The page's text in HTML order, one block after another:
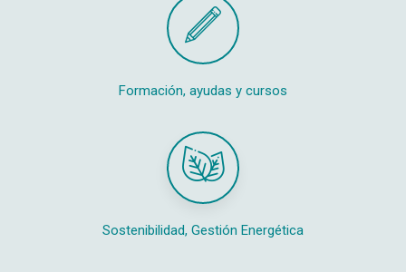
Formación, ayudas y cursos
Sostenibilidad, Gestión Energética